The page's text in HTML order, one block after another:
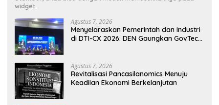
widget.
Agustus 7, 2026
Menyelaraskan Pemerintah dan Industri
di DTI-CX 2026: DEN Gaungkan GovTech,
Agustus 7, 2026
Revitalisasi Pancasilanomics Menuju
Keadilan Ekonomi Berkelanjutan